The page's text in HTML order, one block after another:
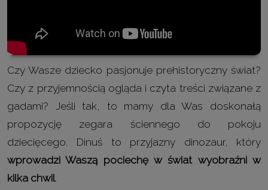
Czy Wasze dziecko pasjonuje prehistoryczny świat?
Czy z przyjemnością ogląda i czyta treści związane z
gadami? Jeśli tak, to mamy dla Was doskonałą
propozycję zegara ściennego do pokoju
dziecięcego. Dinuś to przyjazny dinozaur, który
wprowadzi Waszą pociechę w świat wyobraźni w
kilka chwil.